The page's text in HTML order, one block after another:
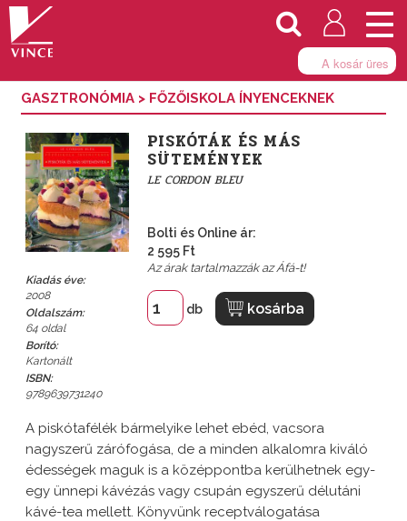
A kosár üres
GASZTRONÓMIA > FŐZŐISKOLA ÍNYENCEKNEK
Kiadás éve:
2008
Oldalszám:
64 oldal
Borító:
Kartonált
ISBN:
9789639731240
PISKÓTÁK ÉS MÁS
SÜTEMÉNYEK
LE CORDON BLEU
Bolti és Online ár:
2 595 Ft
Az árak tartalmazzák az Áfá-t!
db kosárba
A piskótafélék bármelyike lehet ebéd, vacsora
nagyszerű zárófogása, de a minden alkalomra kiváló
édességek maguk is a középpontba kerülhetnek egy-
egy ünnepi kávézás vagy csupán egyszerű délutáni
kávé-tea mellett. Könyvünk receptválogatása